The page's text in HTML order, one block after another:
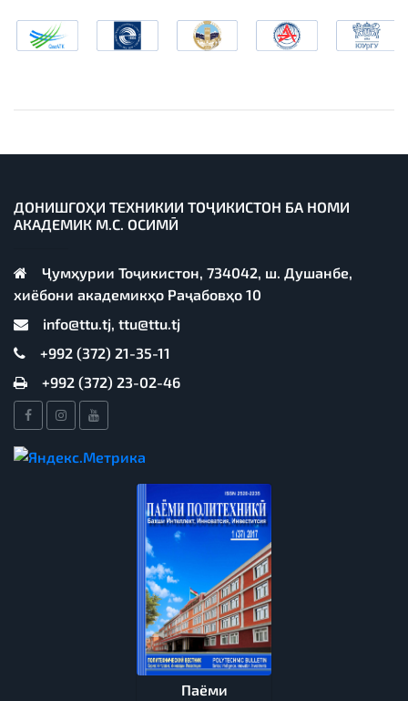
ДОНИШГОҲИ ТЕХНИКИИ ТОҶИКИСТОН БА НОМИ
АКАДЕМИК М.С. ОСИМӢ
Ҷумҳурии Тоҷикистон, 734042, ш. Душанбе,
хиёбони академикҳо Раҷабовҳо 10
info@ttu.tj, ttu@ttu.tj
+992 (372) 21-35-11
+992 (372) 23-02-46
Паёми